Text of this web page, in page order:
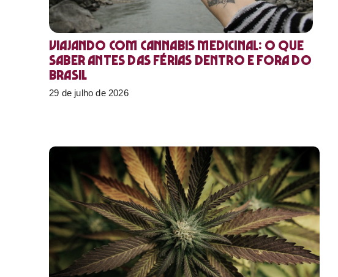
Viajando com cannabis medicinal: o que
saber antes das férias dentro e fora do
Brasil
29 de julho de 2026